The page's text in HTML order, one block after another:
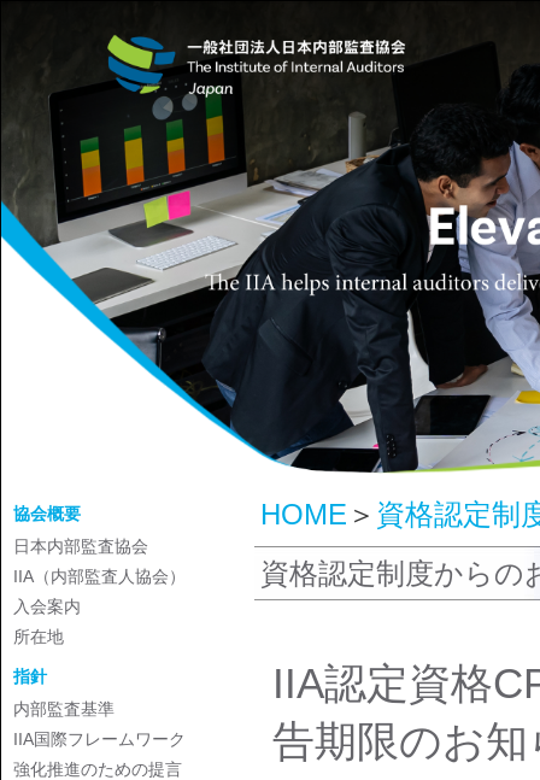
協会概要
日本内部監査協会
IIA（内部監査人協会）
入会案内
所在地
指針
内部監査基準
IIA国際フレームワーク
強化推進のための提言
HOME ＞ 資格認定制
資格認定制度からの
IIA認定資格
告期限のお知